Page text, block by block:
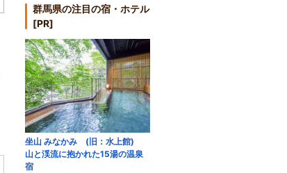
群馬県の注目の宿・ホテル
[PR]
坐山 みなかみ (旧：水上館)
山と渓流に抱かれた15湯の温泉
宿